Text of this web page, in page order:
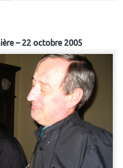
– 22 octobre 2005